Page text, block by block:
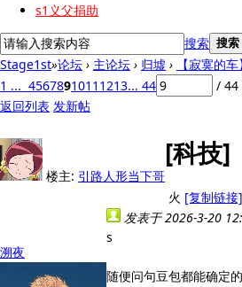
s1义父捐助
搜索 搜索
Stage1st»论坛 › 主论坛 › 归墟 ›
【寂寞的
1 ... 4567891011 1213... 44 / 44
返回列表 发新帖
楼主: 引路人形当下哥
[科技]
火 [复制链接]
溯夜
发表于 2026-3-20
s
随便问句豆包都能确定